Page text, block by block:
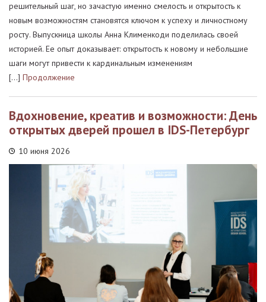
решительный шаг, но зачастую именно смелость и открытость к
новым возможностям становятся ключом к успеху и личностному
росту. Выпускница школы Анна Клименкоди поделилась своей
историей. Ее опыт доказывает: открытость к новому и небольшие
шаги могут привести к кардинальным изменениям
[…] Продолжение
Вдохновение, креатив и возможности: День
открытых дверей прошел в IDS-Петербург
10 июня 2026